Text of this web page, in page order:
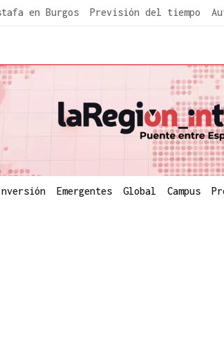
en Burgos Previsión del tiempo
Emergentes Global Campus